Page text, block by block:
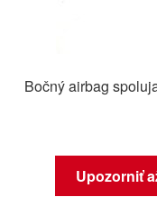
Bočný airbag
Upozorniť